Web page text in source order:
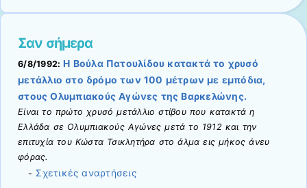
Σαν σήμερα
6/8/1992: Η Βούλα Πατουλίδου κατακτά το χρυσό
μετάλλιο στο δρόμο των 100 μέτρων με εμπόδια,
στους Ολυμπιακούς Αγώνες της Βαρκελώνης.
Είναι το πρώτο χρυσό μετάλλιο στίβου που κατακτά η
Ελλάδα σε Ολυμπιακούς Αγώνες μετά το 1912 και την
επιτυχία του Κώστα Τσικλητήρα στο άλμα εις μήκος άνευ
φόρας.
- Σχετικές αναρτήσεις